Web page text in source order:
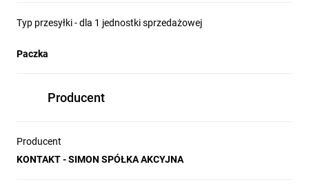
Typ przesyłki - dla 1 jednostki sprzedażowej
Paczka
Producent
Producent
KONTAKT - SIMON SPÓŁKA AKCYJNA